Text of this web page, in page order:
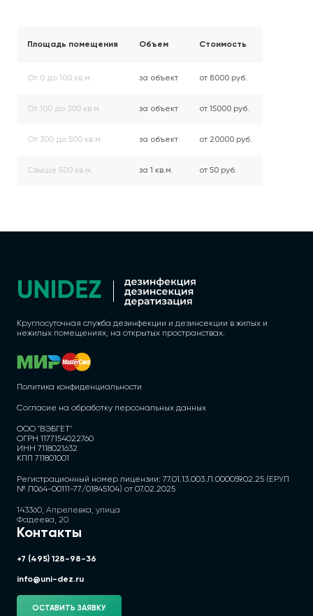
Площадь помещения Объем Стоимость
От 0 до 100 кв.м. за объект от 8000 руб.
От 100 до 300 кв.м. за объект от 15000 руб.
От 300 до 500 кв.м. за объект от 20000 руб.
Свыше 500 кв.м. за 1 кв.м. от 50 руб.
Круглосуточная служба дезинфекции и дезинсекции в жилых и
нежилых помещениях, на открытых пространствах.
Политика конфиденциальности
Согласие на обработку персональных данных
ООО "ВЭБГЕТ"
ОГРН 1177154022760
ИНН 7118021632
КПП 711801001
Регистрационный номер лицензии: 77.01.13.003.Л.000059.02.25 (ЕРУЛ
№ Л064-00111-77/01845104) от 07.02.2025
143360, Апрелевка, улица
Фадеева, 20
Контакты
+7 (495) 128-98-36
info@uni-dez.ru
ОСТАВИТЬ ЗАЯВКУ